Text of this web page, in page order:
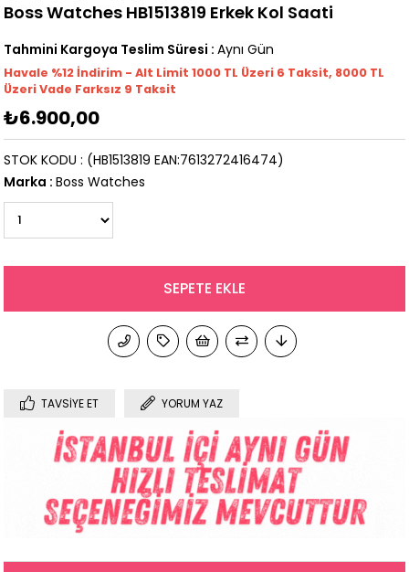
Boss Watches HB1513819 Erkek Kol Saati
Tahmini Kargoya Teslim Süresi : Aynı Gün
Havale %12 İndirim - Alt Limit 1000 TL Üzeri 6 Taksit, 8000 TL
Üzeri Vade Farksız 9 Taksit
₺6.900,00
(HB1513819 EAN:7613272416474)
STOK KODU
Marka : Boss Watches
TAVSIYE ET YORUM YAZ